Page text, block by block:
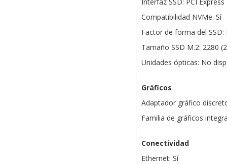
Compatibilidad NVMe: Sí
Factor de forma del SSD:
Tamaño SSD M.2: 2280
Unidades ópticas: No
Gráficos
Adaptador gráfico
Familia de gráficos
Conectividad
Ethernet: Sí